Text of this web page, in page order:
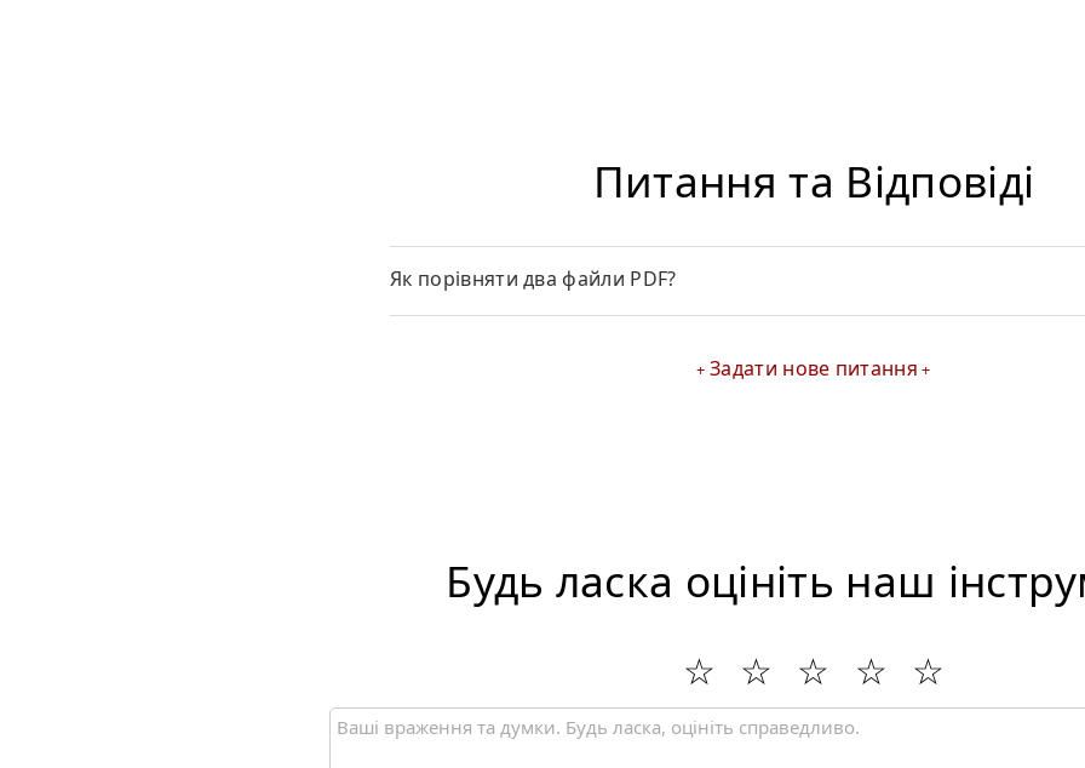
Питання та Відповіді
Як порівняти два файли PDF?
Задати нове питання
Будь ласка оцініть наш